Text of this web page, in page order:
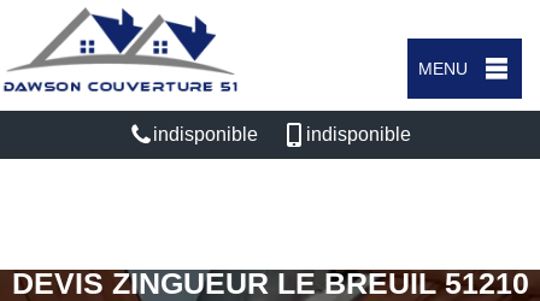
MENU
indisponible indisponible
DEVIS ZINGUEUR LE BREUIL 51210